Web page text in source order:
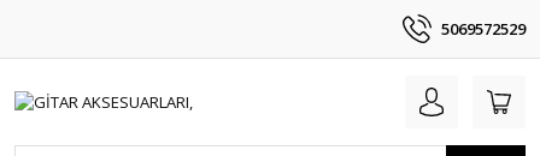
5069572529